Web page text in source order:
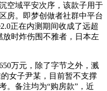
空域平安次序，该款子用于
房。即梦创做者社群中平台
正在内测期间收成了远超
放时炸伤围不雅者，日本左
万元，除了字节之外，溅
女子尹某，目前暂不支撑
。备注均为“购房款”，近